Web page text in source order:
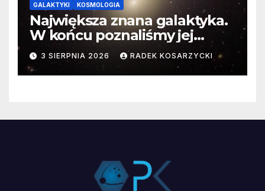
GALAKTYKI KOSMOLOGIA
Największa znana galaktyka.
W końcu poznaliśmy jej
faktyczne wymiary
3 SIERPNIA 2026 RADEK KOSARZYCKI